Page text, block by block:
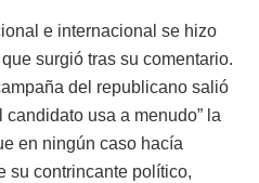
e internacional se hizo
surgió tras su comentario.
del republicano salió
usa a menudo” la
en ningún caso hacía
su contrincante político,